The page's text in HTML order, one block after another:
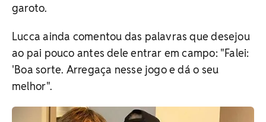
garoto.
Lucca ainda comentou das palavras que desejou
ao pai pouco antes dele entrar em campo: "Falei:
'Boa sorte. Arregaça nesse jogo e dá o seu
melhor".